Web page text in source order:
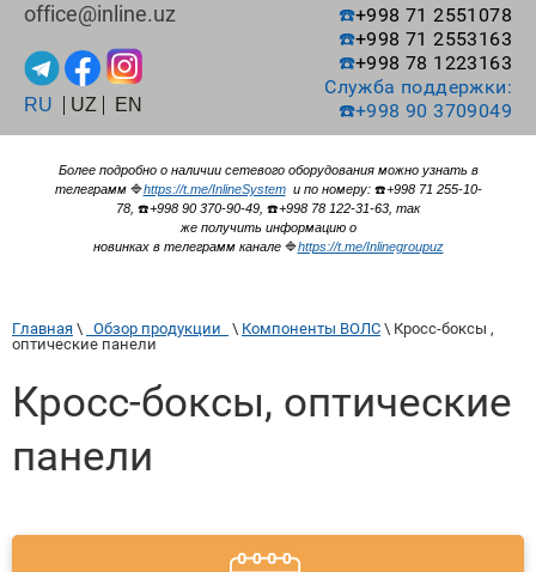
office@inline.uz
RU UZ EN
☎️+998 71 2551078
☎️+998 71 2553163
☎️+998 78 1223163
Служба поддержки:
☎️+998 90 3709049
Более подробно о наличии сетевого оборудования можно узнать в
телеграмм 🔷https://t.me/InlineSystemи по номеру: ☎️+998 71 255-10-
78, ☎️+998 90 370-90-49, ☎️+998 78 122-31-63, так
же получить информацию о
новинках в телеграмм канале 🔷https://t.me/Inlinegroupuz
Главная \ Обзор продукции \ Компоненты ВОЛС \ Кросс-боксы ,
оптические панели
Кросс-боксы, оптические
панели